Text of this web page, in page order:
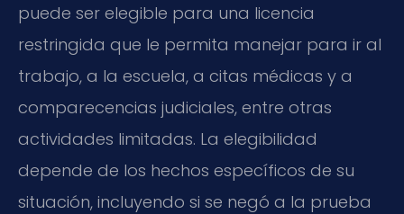
puede ser elegible para una licencia
restringida que le permita manejar para ir al
trabajo, a la escuela, a citas médicas y a
comparecencias judiciales, entre otras
actividades limitadas. La elegibilidad
depende de los hechos específicos de su
situación, incluyendo si se negó a la prueba